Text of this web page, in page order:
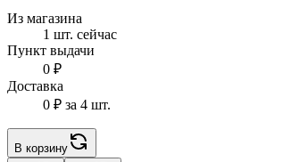
Из магазина
1 шт. сейчас
Пункт выдачи
0 ₽
Доставка
0 ₽ за 4 шт.
В корзину